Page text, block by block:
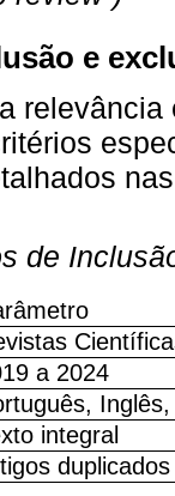
e
de
a 2024
integral
duplicados